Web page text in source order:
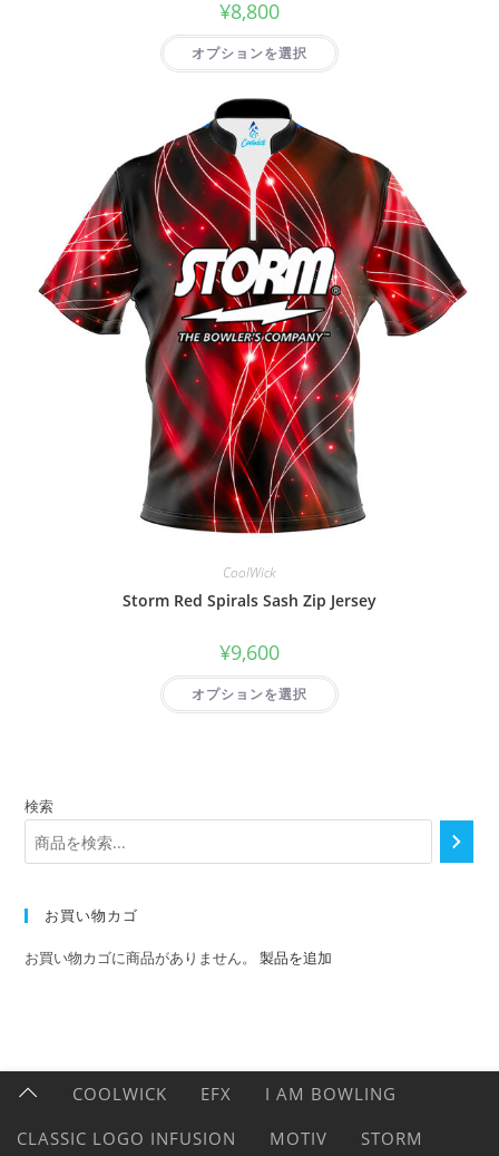
¥8,800
オプションを選択
CoolWick
Storm Red Spirals Sash Zip Jersey
¥9,600
オプションを選択
検索
お買い物カゴ
お買い物カゴに商品がありません。製品を追加
COOLWICK EFX
I AM BOWLING
CLASSIC LOGO INFUSION
MOTIV STORM